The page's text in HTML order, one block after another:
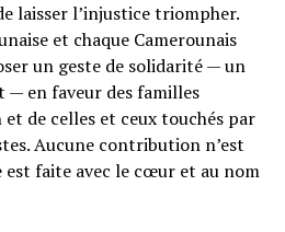
laisser l’injustice triompher.
et chaque Camerounais
un geste de solidarité — un
— en faveur des familles
de celles et ceux touchés par
Aucune contribution n’est
faite avec le cœur et au nom